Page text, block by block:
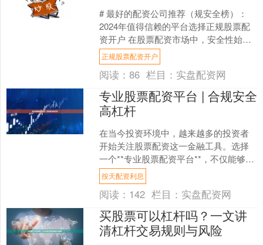
# 最好的配资公司推荐（规安全榜）：
2024年值得信赖的平台选择正规股票配
资开户 在股票配资市场中，安全性始终
是投资者最关注的核心问题。面对众多
配资平台，如何筛....
正规股票配资开户
阅读：86 栏目： 实盘配资网
专业股票配资平台 | 合规安全
高杠杆
在当今投资环境中，越来越多的投资者
开始关注股票配资这一金融工具。选择
一个**专业股票配资平台**，不仅能够放
大资金使用效率，更能在合规框架下实
现资产增值。本文将....
按天配资利息
阅读： 142 栏目： 实盘配资网
买股票可以杠杆吗？一文讲
清杠杆交易规则与风险